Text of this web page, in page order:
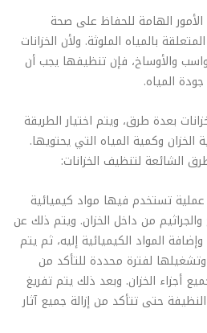
الهامة للحفاظ على صحة
بالمياه الملوثة. ولأن الخزانات
والأوساخ، فإن تنظيفها يجب أن
المياه.
بعدة طرق، ويتم اختيار الطريقة
الخزان وكمية المياه التي يحتويها.
الشائعة لتنظيف الخزانات:
تستخدم فيها مواد كيميائية
والجراثيم من داخل الخزان. ويتم ذلك عن
المواد الكيميائية إليه، ثم يتم
وتشغيلها لفترة محددة للتأكد من
أجزاء الخزان. وبعد ذلك يتم تفريغ
حتى تتأكد من إزالة جميع آثار